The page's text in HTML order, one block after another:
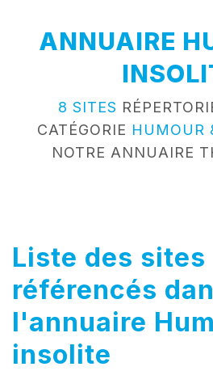
ANNUAIRE
8 SITES
CATÉGORIE HUMOUR
NOTRE ANNUAIRE
Liste des sites
référencés
l'annuaire
insolite